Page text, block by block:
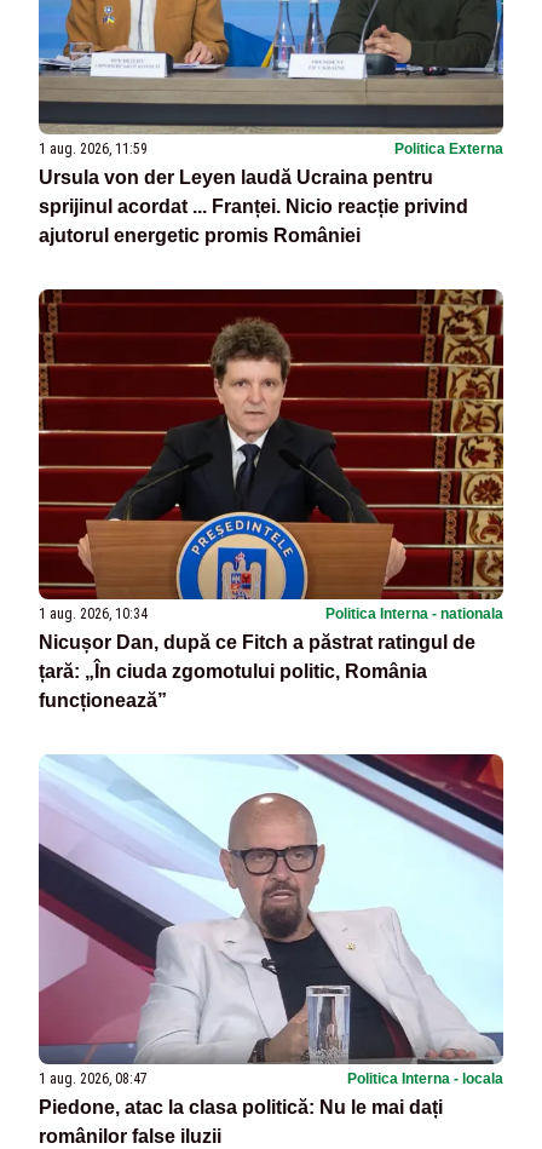
1 aug. 2026, 11:59 Politica Externa
Ursula von der Leyen laudă Ucraina pentru
sprijinul acordat ... Franței. Nicio reacție privind
ajutorul energetic promis României
1 aug. 2026, 10:34 Politica Interna - nationala
Nicușor Dan, după ce Fitch a păstrat ratingul de
țară: „În ciuda zgomotului politic, România
funcționează”
1 aug. 2026, 08:47 Politica Interna - locala
Piedone, atac la clasa politică: Nu le mai dați
românilor false iluzii